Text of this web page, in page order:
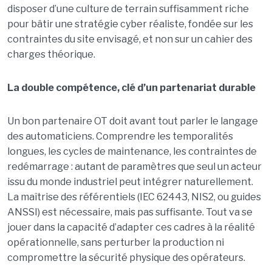
disposer d’une culture de terrain suffisamment riche
pour bâtir une stratégie cyber réaliste, fondée sur les
contraintes du site envisagé, et non sur un cahier des
charges théorique.
La double compétence, clé d’un partenariat durable
Un bon partenaire OT doit avant tout parler le langage
des automaticiens. Comprendre les temporalités
longues, les cycles de maintenance, les contraintes de
redémarrage : autant de paramètres que seul un acteur
issu du monde industriel peut intégrer naturellement.
La maîtrise des référentiels (IEC 62443, NIS2, ou guides
ANSSI) est nécessaire, mais pas suffisante. Tout va se
jouer dans la capacité d’adapter ces cadres à la réalité
opérationnelle, sans perturber la production ni
compromettre la sécurité physique des opérateurs.